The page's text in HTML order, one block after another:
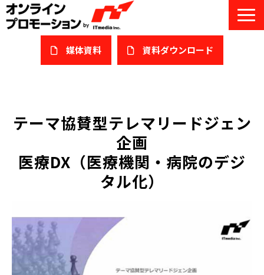
媒体資料 ​資料ダウンロード
私たちについて
サービスガイド/お役立ち資料
課題/ターゲット別で探す
導入事例
セミナー情報/ブログ
テーマ協賛型テレマリードジェン
企画
医療DX（医療機関・病院のデジ
タル化）